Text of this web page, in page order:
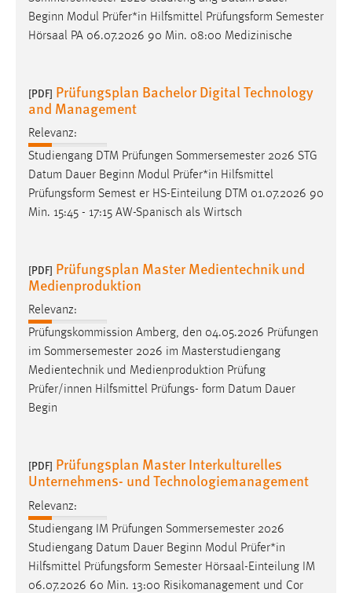
Beginn Modul Prüfer*in Hilfsmittel Prüfungsform Semester
Hörsaal PA 06.07.2026 90 Min. 08:00 Medizinische
[PDF] Prüfungsplan Bachelor Digital Technology
and Management
Relevanz:
Studiengang DTM Prüfungen Sommersemester 2026 STG
Datum Dauer Beginn Modul Prüfer*in Hilfsmittel
Prüfungsform Semest er HS-Einteilung DTM 01.07.2026 90
Min. 15:45 - 17:15 AW-Spanisch als Wirtsch
[PDF] Prüfungsplan Master Medientechnik und
Medienproduktion
Relevanz:
Prüfungskommission Amberg, den 04.05.2026 Prüfungen
im Sommersemester 2026 im Masterstudiengang
Medientechnik und Medienproduktion Prüfung
Prüfer/innen Hilfsmittel Prüfungs- form Datum Dauer
Begin
[PDF] Prüfungsplan Master Interkulturelles
Unternehmens- und Technologiemanagement
Relevanz:
Studiengang IM Prüfungen Sommersemester 2026
Studiengang Datum Dauer Beginn Modul Prüfer*in
Hilfsmittel Prüfungsform Semester Hörsaal-Einteilung IM
06.07.2026 60 Min. 13:00 Risikomanagement und Cor
_gcl_au
Zweck:
Conversion-Tracking
Cookie Laufzeit:
3 Monate
Facebook Pixel
Anbieter:
Facebook
Zweck:
Conversion-Tracking
Cookie Laufzeit:
3 Monate
EXTERNE MEDIEN
Um Inhalte von Videoplattformen und Social Media
externen Medien Cookies gesetzt.
YouTube